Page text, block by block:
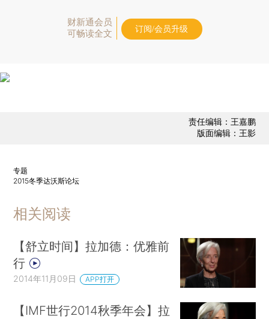
财新通会员
可畅读全文
订阅/会员升级
责任编辑：王嘉鹏
版面编辑：王影
专题
2015冬季达沃斯论坛
相关阅读
【舒立时间】拉加德：优雅前
行
2014年11月09日 APP打开
【IMF世行2014秋季年会】拉